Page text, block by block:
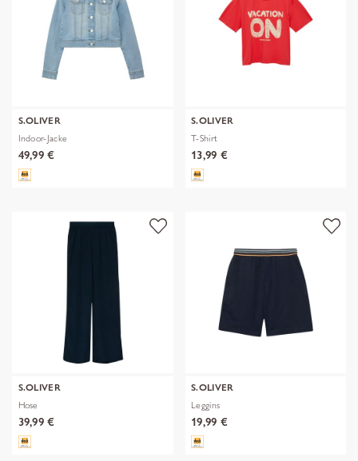
S.OLIVER
Indoor-Jacke
49,99 €
S.OLIVER
T-Shirt
13,99 €
S.OLIVER
Hose
39,99 €
S.OLIVER
Leggins
19,99 €